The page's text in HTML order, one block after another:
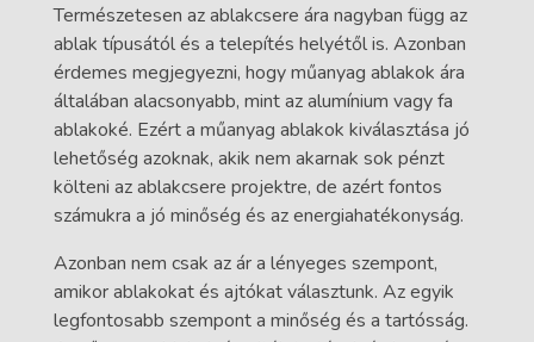
Természetesen az ablakcsere ára nagyban függ az
ablak típusától és a telepítés helyétől is. Azonban
érdemes megjegyezni, hogy műanyag ablakok ára
általában alacsonyabb, mint az alumínium vagy fa
ablakoké. Ezért a műanyag ablakok kiválasztása jó
lehetőség azoknak, akik nem akarnak sok pénzt
költeni az ablakcsere projektre, de azért fontos
számukra a jó minőség és az energiahatékonyság.
Azonban nem csak az ár a lényeges szempont,
amikor ablakokat és ajtókat választunk. Az egyik
legfontosabb szempont a minőség és a tartósság.